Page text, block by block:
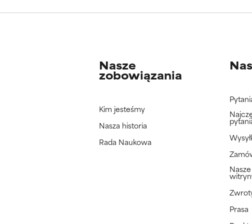
Nie oceniliśmy jeszcze tego składnika, ponieważ nie mieliśmy okazji
Nie oceniliśmy jeszcze tego składnika, ponieważ nie mieliśmy okazji
Nasze
zobowiązania
Kim jesteśmy
Nasza historia
Rada Naukowa
Prasa